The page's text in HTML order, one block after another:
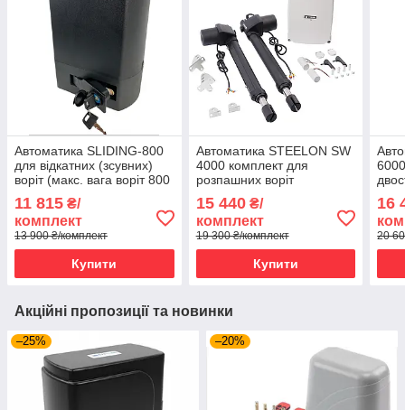
Автоматика SLIDING-800
для відкатних (зсувних)
воріт (макс. вага воріт 800
11 815 ₴/
комплект
13 900 ₴/комплект
Купити
Автоматика STEELON SW
4000 комплект для
розпашних воріт
15 440₴/
комплект
19 300 ₴/комплект
Купити
16
20
Акційні пропозиції та новинки
–25% –20%